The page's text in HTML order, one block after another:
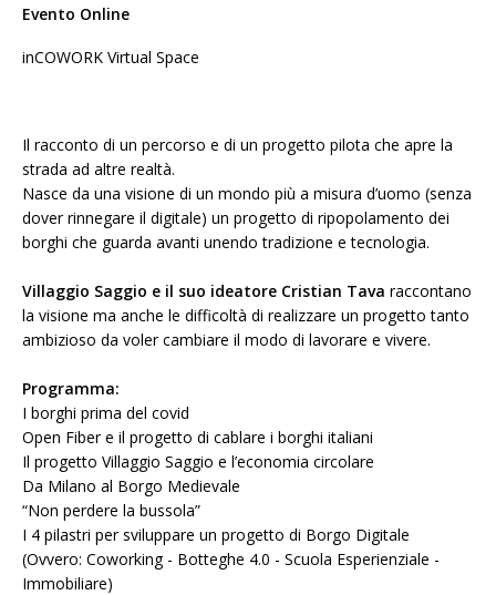
Evento Online
inCOWORK Virtual Space
Il racconto di un percorso e di un progetto pilota che apre la
strada ad altre realtà.
Nasce da una visione di un mondo più a misura d’uomo (senza
dover rinnegare il digitale) un progetto di ripopolamento dei
borghi che guarda avanti unendo tradizione e tecnologia.
Villaggio Saggio e il suo ideatore Cristian Tava raccontano
la visione ma anche le difficoltà di realizzare un progetto tanto
ambizioso da voler cambiare il modo di lavorare e vivere.
Programma:
I borghi prima del covid
Open Fiber e il progetto di cablare i borghi italiani
Il progetto Villaggio Saggio e l’economia circolare
Da Milano al Borgo Medievale
“Non perdere la bussola”
I 4 pilastri per sviluppare un progetto di Borgo Digitale
(Ovvero: Coworking - Botteghe 4.0 - Scuola Esperienziale -
Immobiliare)